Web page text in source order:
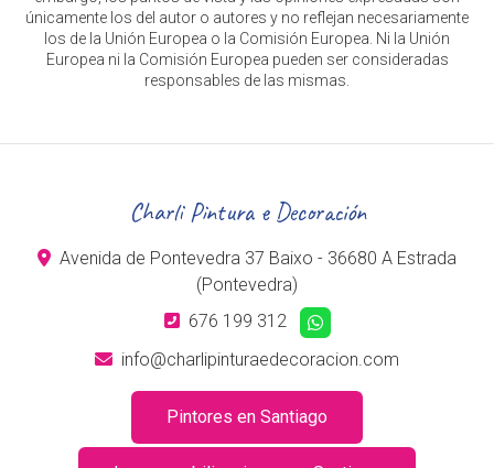
únicamente los del autor o autores y no reflejan necesariamente
los de la Unión Europea o la Comisión Europea. Ni la Unión
Europea ni la Comisión Europea pueden ser consideradas
responsables de las mismas.
Charli Pintura e Decoración
Avenida de Pontevedra 37 Baixo - 36680 A Estrada
(Pontevedra)
676 199 312
info@charlipinturaedecoracion.com
Pintores en Santiago